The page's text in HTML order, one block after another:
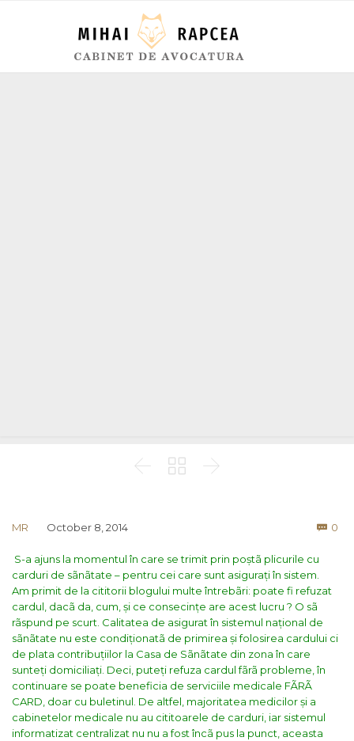
  
MR October 8, 2014  0
S-a ajuns la momentul în care se trimit prin poștã plicurile cu
carduri de sãnãtate – pentru cei care sunt asigurați în sistem.
Am primit de la cititorii blogului multe întrebãri: poate fi refuzat
cardul, dacã da, cum, și ce consecințe are acest lucru ? O sã
rãspund pe scurt. Calitatea de asigurat în sistemul național de
sãnãtate nu este condiționatã de primirea și folosirea cardului ci
de plata contribuțiilor la Casa de Sãnãtate din zona în care
sunteți domiciliați. Deci, puteți refuza cardul fãrã probleme, în
continuare se poate beneficia de serviciile medicale FÃRÃ
CARD, doar cu buletinul. De altfel, majoritatea medicilor și a
cabinetelor medicale nu au cititoarele de carduri, iar sistemul
informatizat centralizat nu nu a fost încã pus la punct, aceasta